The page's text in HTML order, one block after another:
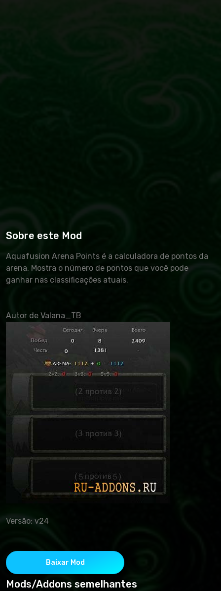
Sobre este Mod
Aquafusion Arena Points é a calculadora de pontos da
arena. Mostra o número de pontos que você pode
ganhar nas classificações atuais.
Autor de Valana_TB
Versão: v24
Baixar Mod
Mods/Addons semelhantes